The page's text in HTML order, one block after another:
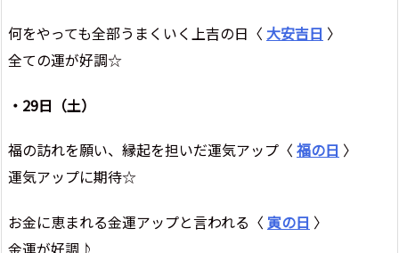
何をやっても全部うまくいく上吉の日〈 大安吉日 〉
全ての運が好調☆
・29日（土）
福の訪れを願い、縁起を担いだ運気アップ〈 福の日 〉
運気アップに期待☆
お金に恵まれる金運アップと言われる〈 寅の日 〉